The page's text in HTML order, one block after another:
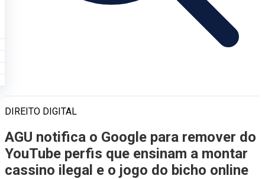
DIREITO DIGITAL
AGU notifica o Google para remover do
YouTube perfis que ensinam a montar
cassino ilegal e o jogo do bicho online